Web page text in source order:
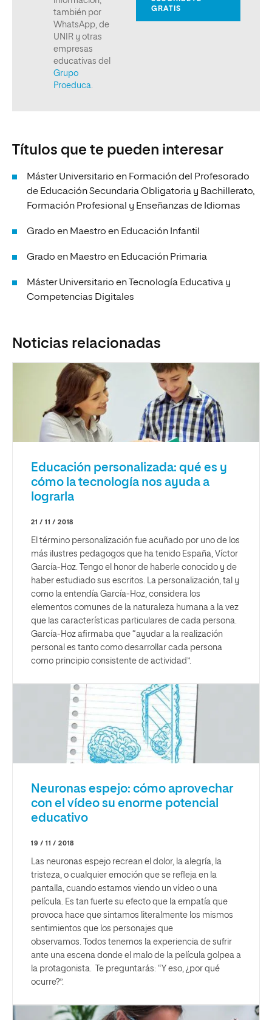
Títulos que te pueden interesar
Máster Universitario en Formación del Profesorado
de Educación Secundaria Obligatoria y Bachillerato,
Formación Profesional y Enseñanzas de Idiomas
Grado en Maestro en Educación Infantil
Grado en Maestro en Educación Primaria
Máster Universitario en Tecnología Educativa y
Competencias Digitales
Noticias relacionadas
Educación personalizada: qué es y
cómo la tecnología nos ayuda a
lograrla
21 / 11 / 2018
El término personalización fue acuñado por uno de los
más ilustres pedagogos que ha tenido España, Víctor
García-Hoz. Tengo el honor de haberle conocido y de
haber estudiado sus escritos. La personalización, tal y
como la entendía García-Hoz, considera los
elementos comunes de la naturaleza humana a la vez
que las características particulares de cada persona.
García-Hoz afirmaba que “ayudar a la realización
personal es tanto como desarrollar cada persona
como principio consistente de actividad”.
Neuronas espejo: cómo aprovechar
con el vídeo su enorme potencial
educativo
19 / 11 / 2018
Las neuronas espejo recrean el dolor, la alegría, la
tristeza, o cualquier emoción que se refleja en la
pantalla, cuando estamos viendo un vídeo o una
película. Es tan fuerte su efecto que la empatía que
provoca hace que sintamos literalmente los mismos
sentimientos que los personajes que
observamos.
Todos tenemos la experiencia de sufrir
ante una escena donde el malo de la película golpea a
la protagonista. Te preguntarás: “Y eso, ¿por qué
ocurre?”.